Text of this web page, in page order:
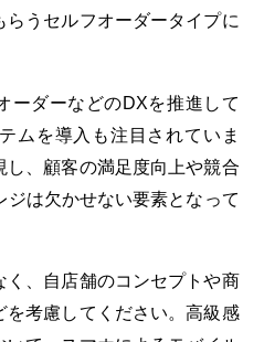
うセルフオーダータイプに
ーダーなどのDXを推進して
ムを導入も注目されていま
、顧客の満足度向上や競合
は欠かせない要素となって
、自店舗のコンセプトや商
考慮してください。高級感